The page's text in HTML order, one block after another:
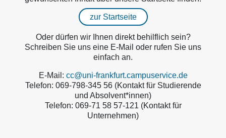
zur Startseite
Oder dürfen wir Ihnen direkt behilflich sein?
Schreiben Sie uns eine E-Mail oder rufen Sie uns
einfach an.
E-Mail: cc@uni-frankfurt.campuservice.de
Telefon: 069-798-345 56 (Kontakt für Studierende
und Absolvent*innen)
Telefon: 069-71 58 57-121 (Kontakt für
Unternehmen)